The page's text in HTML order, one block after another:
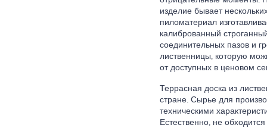
изделие бывает
пиломатериал
калиброванный
соединительных пазов и
лиственницы, которую
от доступных в ценовом
Террасная доска из
стране. Сырье для
техническими
Естественно, не